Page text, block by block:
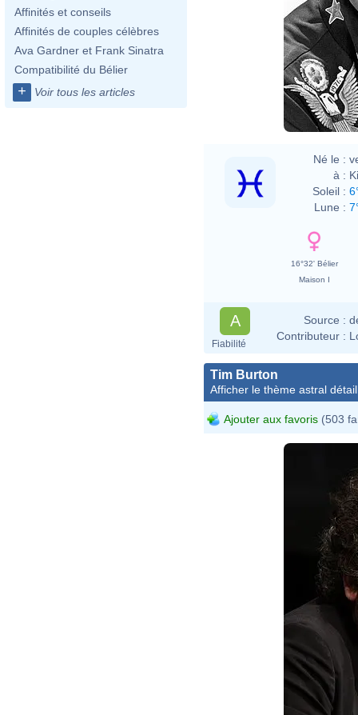
Affinités et conseils
Affinités de couples célèbres
Ava Gardner et Frank Sinatra
Compatibilité du Bélier
+ Voir tous les articles
Né le :
à :
Soleil :
Lune :
16°32' Bélier
Maison I
A
Fiabilité
Source :
Contributeur :
Tim Burton
Afficher le thème astral
Ajouter aux favoris (503